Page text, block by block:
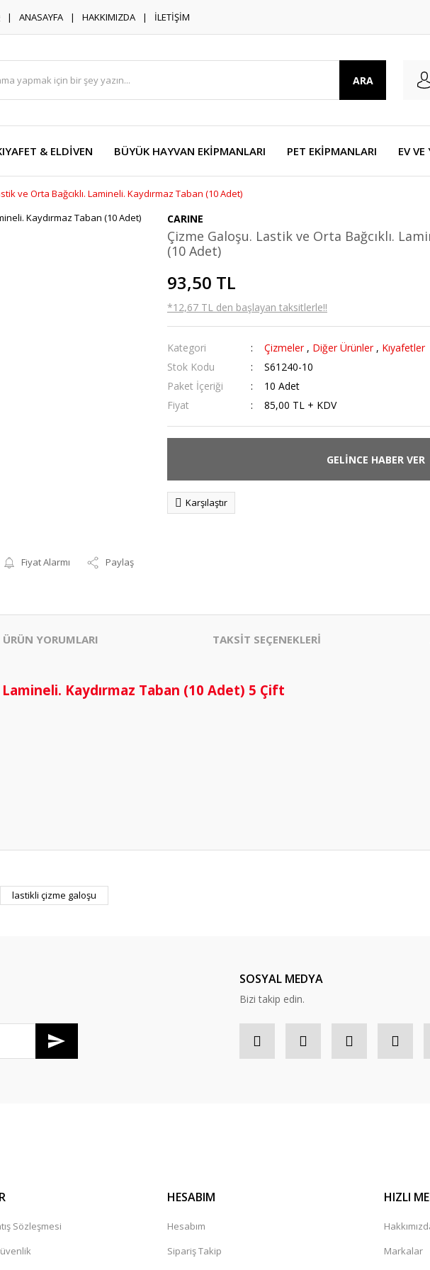
ANASAYFA HAKKIMIZDA İLETİŞİM
ARA
& ELDİVEN BÜYÜK HAYVAN EKİPMANLARI PET EKİPMANLARI EV VE
ve Orta Bağcıklı. Lamineli. Kaydırmaz Taban (10 Adet)
Fiyat Alarmı Paylaş
CARINE
Çizme Galoşu. Lastik ve Orta Bağcıklı.
(10 Adet)
93,50 TL
*12,67 TL den başlayan taksitlerle!!
Kategori Çizmeler , Diğer Ürünler , Kıyafetler
Stok Kodu
S61240-10
Paket İçeriği
10 Adet
Fiyat
85,00 TL + KDV
GELİNCE HABER VER
Karşılaştır
ÜRÜN YORUMLARI TAKSİT SEÇENEKLERİ
Kaydırmaz Taban (10 Adet) 5 Çift
Bu ürüne ilk yorumu siz yapın!
lastikli çizme galoşu
SOSYAL MEDYA
Bizi takip edin.
Sözleşmesi
HESABIM
Hesabım
Sipariş Takip
HIZLI
Markalar